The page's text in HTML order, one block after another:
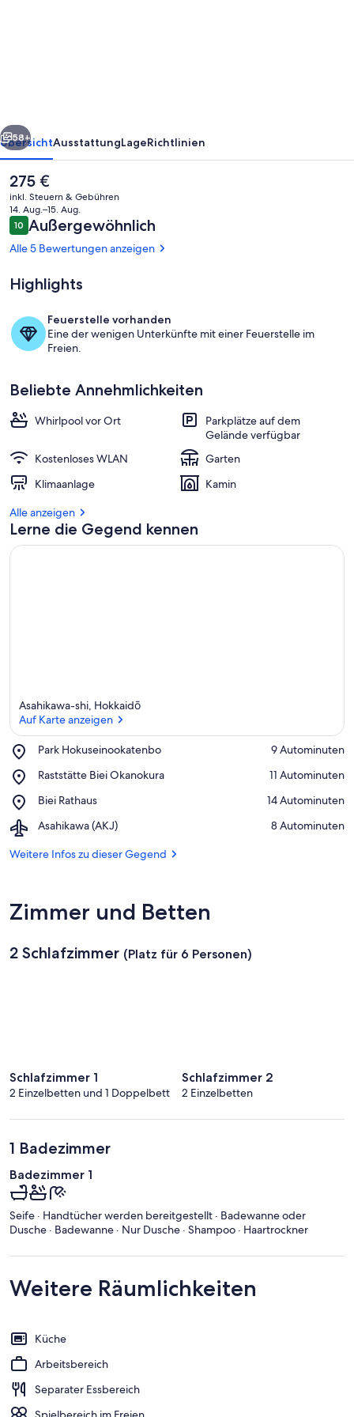
Villa
im
westlichen
Stil!
Weiter
58+
ÜbersichtAusstattungLageRichtlinien
Der
aktuelle
Preis
beträgt
275 €.
275 €
inkl. Steuern & Gebühren
14. Aug.–15. Aug.
Bewertungen
1010 von 10.
Außergewöhnlich
Alle 5 Bewertungen anzeigen
Highlights
Feuerstelle vorhanden
Eine der wenigen Unterkünfte mit einer Feuerstelle im
Freien.
Beliebte Annehmlichkeiten
Whirlpool vor Ort
Parkplätze auf dem
Gelände verfügbar
Kostenloses WLAN
Garten
Klimaanlage
Kamin
Alle anzeigen
Lerne die Gegend kennen
Asahikawa-shi, Hokkaidō
Auf Karte anzeigen
Park Hokuseinookatenbo
Place,
Hokuseinookatenbo
‪9 Autominuten‬
Raststätte Biei Okanokura
Place,
Biei
‪11 Autominuten‬
Biei Rathaus
Place,
Rathaus
‪14 Autominuten‬
Asahikawa (AKJ)
Airport,
(AKJ)
‪8 Autominuten‬
Weitere Infos zu dieser Gegend
Zimmer und Betten
2 Schlafzimmer (Platz für 6 Personen)
Schlafzimmer 1
2 Einzelbetten und 1 Doppelbett
Schlafzimmer 2
2 Einzelbetten
1 Badezimmer
Badezimmer 1
Seife · Handtücher werden bereitgestellt · Badewanne oder
Dusche · Badewanne · Nur Dusche · Shampoo · Haartrockner
Weitere Räumlichkeiten
Küche
Arbeitsbereich
Separater Essbereich